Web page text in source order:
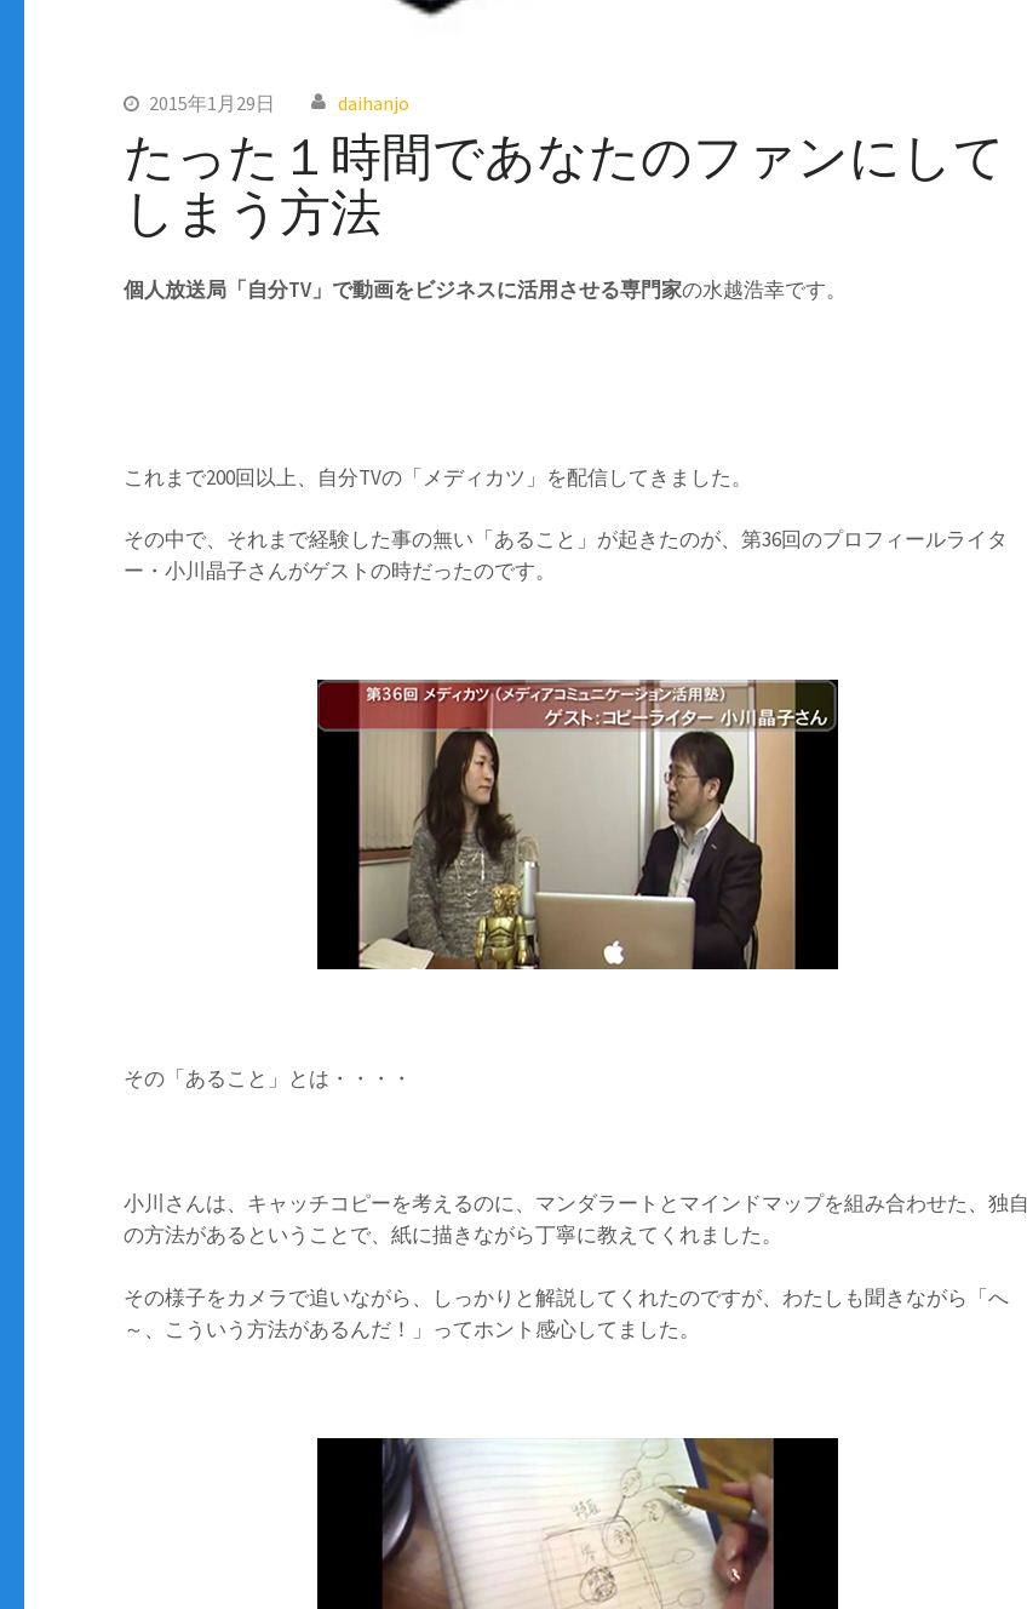
2015年1月29日 daihanjo
たった１時間であなたのファンにして
しまう方法
個人放送局「自分TV」で動画をビジネスに活用させる専門家の水越浩幸です。
これまで200回以上、自分TVの「メディカツ」を配信してきました。
その中で、それまで経験した事の無い「あること」が起きたのが、第36回のプロフィールライタ
ー・小川晶子さんがゲストの時だったのです。
その「あること」とは・・・・
小川さんは、キャッチコピーを考えるのに、マンダラートとマインドマップを組み合わせた、独自
の方法があるということで、紙に描きながら丁寧に教えてくれました。
その様子をカメラで追いながら、しっかりと解説してくれたのですが、わたしも聞きながら「へ
～、こういう方法があるんだ！」ってホント感心してました。